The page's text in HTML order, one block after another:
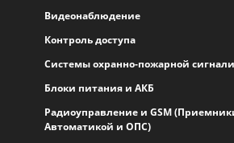
Видеонаблюдение
Контроль доступа
Системы охранно-пожарной
Блоки питания и АКБ
Радиоуправление и GSM
Автоматикой и ОПС)